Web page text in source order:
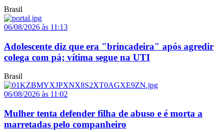
Brasil
06/08/2026 às 11:13
Adolescente diz que era "brincadeira" após agredir
colega com pá; vítima segue na UTI
Brasil
06/08/2026 às 11:02
Mulher tenta defender filha de abuso e é morta a
marretadas pelo companheiro